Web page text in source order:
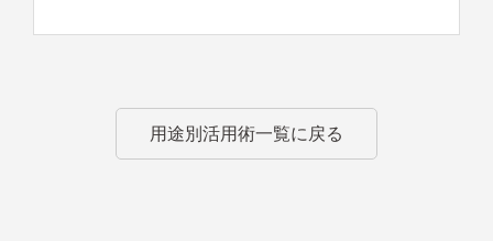
用途別活用術一覧に戻る